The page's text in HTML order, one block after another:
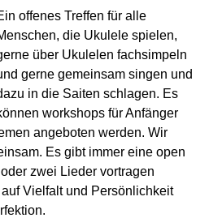
offenes Treffen für alle
die Ukulele spielen,
über Ukulelen fachsimpeln
gerne gemeinsam singen und
in die Saiten schlagen. Es
workshops für Anfänger
angeboten werden. Wir
Es gibt immer eine open
zwei Lieder vortragen
Vielfalt und Persönlichkeit